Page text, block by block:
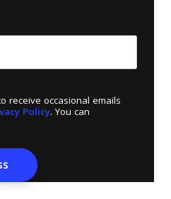
receive occasional emails
Policy. You can